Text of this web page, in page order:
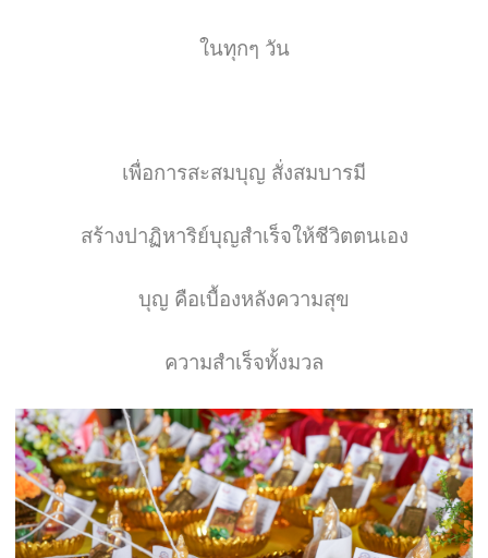
ในทุกๆ วัน
เพื่อการสะสมบุญ สั่งสมบารมี
สร้างปาฏิหาริย์บุญสำเร็จให้ชีวิตตนเอง
บุญ คือเบื้องหลังความสุข
ความสำเร็จทั้งมวล